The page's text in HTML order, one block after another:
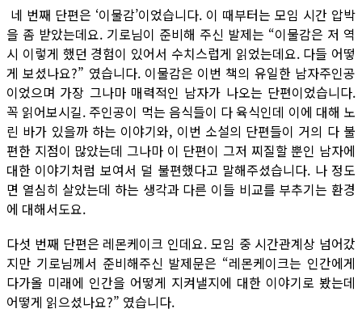
네 번째 단편은 ‘이물감’이었습니다. 이 때부터는 모임 시간 압박
을 좀 받았는데요. 기로님이 준비해 주신 발제는 “이물감은 저 역
시 이렇게 했던 경험이 있어서 수치스럽게 읽었는데요. 다들 어떻
게 보셨나요?” 였습니다. 이물감은 이번 책의 유일한 남자주인공
이었으며 가장 그나마 매력적인 남자가 나오는 단편이었습니다.
꼭 읽어보시길. 주인공이 먹는 음식들이 다 육식인데 이에 대해 노
린 바가 있을까 하는 이야기와, 이번 소설의 단편들이 거의 다 불
편한 지점이 많았는데 그나마 이 단편이 그저 찌질할 뿐인 남자에
대한 이야기처럼 보여서 덜 불편했다고 말해주셨습니다. 나 정도
면 열심히 살았는데 하는 생각과 다른 이들 비교를 부추기는 환경
에 대해서도요.
다섯 번째 단편은 레몬케이크 인데요. 모임 중 시간관계상 넘어갔
지만 기로님께서 준비해주신 발제문은 “레몬케이크는 인간에게
다가올 미래에 인간을 어떻게 지켜낼지에 대한 이야기로 봤는데
어떻게 읽으셨나요?” 였습니다.